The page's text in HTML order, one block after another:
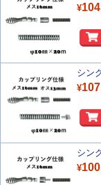
¥
シン
¥
シン
¥